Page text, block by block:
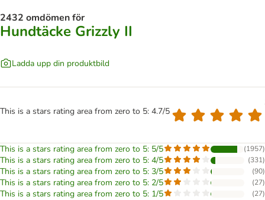
2432 omdömen för
Hundtäcke Grizzly II
Ladda upp din produktbild
This is a stars rating area from zero to 5: 4.7/5
This is a stars rating area from zero to 5: 5/5 (1957)
This is a stars rating area from zero to 5: 4/5 (331)
This is a stars rating area from zero to 5: 3/5 (90)
This is a stars rating area from zero to 5: 2/5 (27)
This is a stars rating area from zero to 5: 1/5 (27)